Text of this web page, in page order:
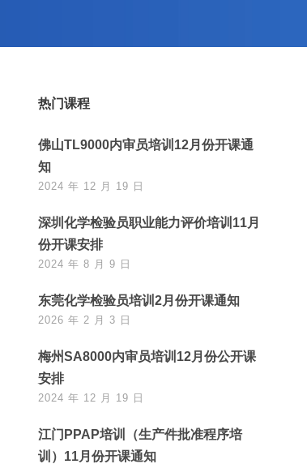
热门课程
佛山TL9000内审员培训12月份开课通
知
2024 年 12 月 19 日
深圳化学检验员职业能力评价培训11月
份开课安排
2024 年 8 月 9 日
东莞化学检验员培训2月份开课通知
2026 年 2 月 3 日
梅州SA8000内审员培训12月份公开课
安排
2024 年 12 月 19 日
江门PPAP培训（生产件批准程序培
训）11月份开课通知